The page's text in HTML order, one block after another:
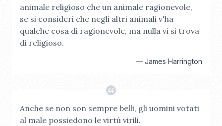
animale religioso che un animale ragionevole,
se si consideri che negli altri animali v'ha
qualche cosa di ragionevole, ma nulla vi si trova
di religioso.
— James Harrington
Anche se non son sempre belli, gli uomini votati
al male possiedono le virtù virili.